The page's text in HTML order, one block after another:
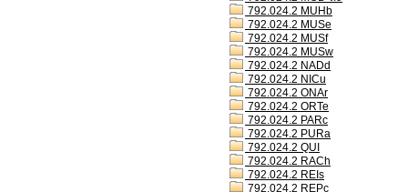
792.024.2 MUHb
792.024.2 MUSe
792.024.2 MUSf
792.024.2 MUSw
792.024.2 NADd
792.024.2 NICu
792.024.2 ONAr
792.024.2 ORTe
792.024.2 PARc
792.024.2 PURa
792.024.2 QUI
792.024.2 RACh
792.024.2 REIs
792.024.2 REPc